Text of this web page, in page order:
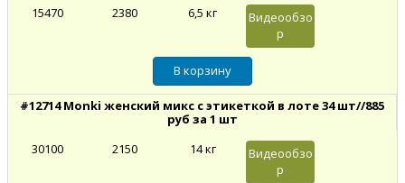
15470 2380 6,5 кг
Видеообзо
р
#12714 Monki женский микс с этикеткой в лоте 34 шт//885
руб за 1 шт
30100
2150 14 кг
Видеообзо
р